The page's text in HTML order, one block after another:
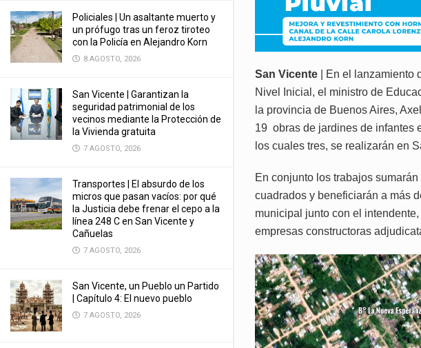
Policiales | Un asaltante muerto y
un prófugo tras un feroz tiroteo
con la Policía en Alejandro Korn
8 AGOSTO, 2026
San Vicente | Garantizan la
seguridad patrimonial de los
vecinos mediante la Protección de
la Vivienda gratuita
7 AGOSTO, 2026
Transportes | El absurdo de los
micros que pasan vacíos: por qué
la Justicia debe frenar el cepo a la
línea 248 C en San Vicente y
Cañuelas
7 AGOSTO, 2026
San Vicente, un Pueblo un Partido
| Capítulo 4: El nuevo pueblo
7 AGOSTO, 2026
San Vicente | En el lanzamiento
Nivel Inicial, el ministro de
la provincia de Buenos Aires,
19 obras de jardines de infantes
los cuales tres, se realizarán en
En conjunto los trabajos
cuadrados y beneficiarán a más
municipal junto con el
empresas constructoras